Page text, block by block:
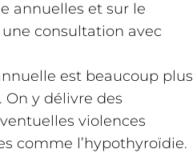
annuelles et sur le
consultation avec
est beaucoup plus
On y délivre des
violences
comme l’hypothyroïdie.